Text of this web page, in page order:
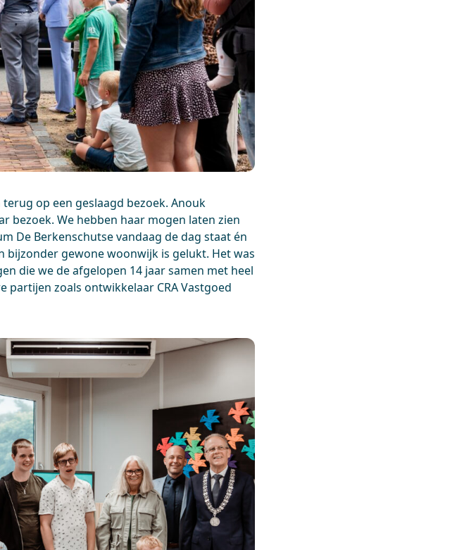
op een geslaagd bezoek. Anouk
bezoek. We hebben haar mogen laten zien
De Berkenschutse vandaag de dag staat én
gewone woonwijk is gelukt. Het was
die we de afgelopen 14 jaar samen met heel
partijen zoals ontwikkelaar CRA Vastgoed